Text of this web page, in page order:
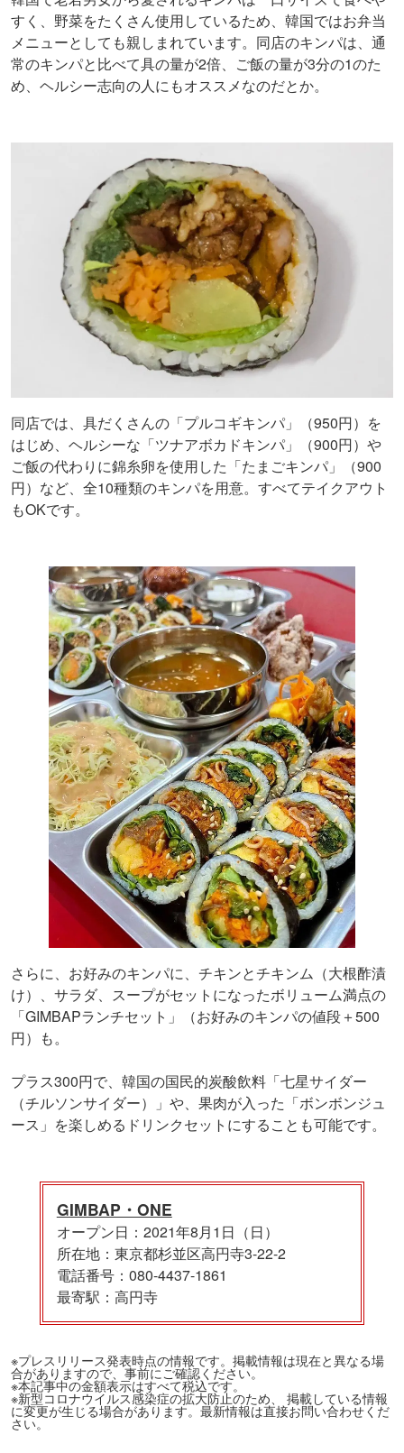
すく、野菜をたくさん使用しているため、韓国ではお弁当
メニューとしても親しまれています。同店のキンパは、通
常のキンパと比べて具の量が2倍、ご飯の量が3分の1のた
め、ヘルシー志向の人にもオススメなのだとか。
同店では、具だくさんの「プルコギキンパ」（950円）を
はじめ、ヘルシーな「ツナアボカドキンパ」（900円）や
ご飯の代わりに錦糸卵を使用した「たまごキンパ」（900
円）など、全10種類のキンパを用意。すべてテイクアウト
もOKです。
さらに、お好みのキンパに、チキンとチキンム（大根酢漬
け）、サラダ、スープがセットになったボリューム満点の
「GIMBAPランチセット」（お好みのキンパの値段＋500
円）も。
プラス300円で、韓国の国民的炭酸飲料「七星サイダー
（チルソンサイダー）」や、果肉が入った「ボンボンジュ
ース」を楽しめるドリンクセットにすることも可能です。
GIMBAP・ONE
オープン日：2021年8月1日（日）
所在地：東京都杉並区高円寺3-22-2
電話番号：080-4437-1861
最寄駅：高円寺
※プレスリリース発表時点の情報です。掲載情報は現在と異なる場
合がありますので、事前にご確認ください。
※本記事中の金額表示はすべて税込です。
※新型コロナウイルス感染症の拡大防止のため、 掲載している情報
に変更が生じる場合があります。最新情報は直接お問い合わせくだ
さい。